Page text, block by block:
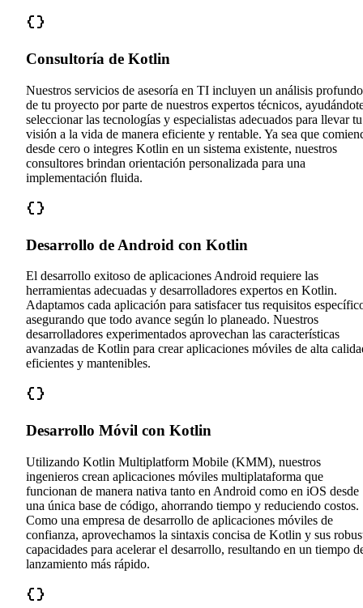
Consultoría de Kotlin
Nuestros servicios de asesoría en TI incluyen un análisis profundo
de tu proyecto por parte de nuestros expertos técnicos,
seleccionar las tecnologías y especialistas adecuados para llevar tu
visión a la vida de manera eficiente y rentable. Ya sea que
desde cero o integres Kotlin en un sistema existente, nuestros
consultores brindan orientación personalizada para una
implementación fluida.
Desarrollo de Android con Kotlin
El desarrollo exitoso de aplicaciones Android requiere las
herramientas adecuadas y desarrolladores expertos en Kotlin.
Adaptamos cada aplicación para satisfacer tus requisitos
asegurando que todo avance según lo planeado. Nuestros
desarrolladores experimentados aprovechan las características
avanzadas de Kotlin para crear aplicaciones móviles de alta
eficientes y mantenibles.
Desarrollo Móvil con Kotlin
Utilizando Kotlin Multiplatform Mobile (KMM), nuestros
ingenieros crean aplicaciones móviles multiplataforma que
funcionan de manera nativa tanto en Android como en iOS desde
una única base de código, ahorrando tiempo y reduciendo costos.
Como una empresa de desarrollo de aplicaciones móviles de
confianza, aprovechamos la sintaxis concisa de Kotlin y sus
capacidades para acelerar el desarrollo, resultando en un tiempo
lanzamiento más rápido.